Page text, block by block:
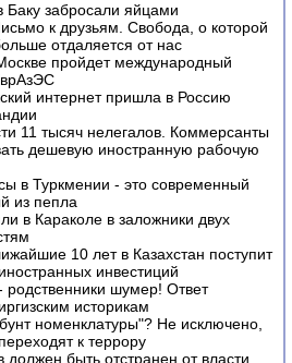
забросали яйцами
к друзьям. Свобода, о которой
отдаляется от нас
пройдет международный
интернет пришла в Россию
11 тысяч нелегалов. Коммерсанты
дешевую иностранную рабочую
в Туркмении - это современный
из пепла
в Караколе в заложники двух
10 лет в Казахстан поступит
инвестиций
родственники шумер! Ответ
историкам
номенклатуры"? Не исключено,
к террору
быть отстранен от власти